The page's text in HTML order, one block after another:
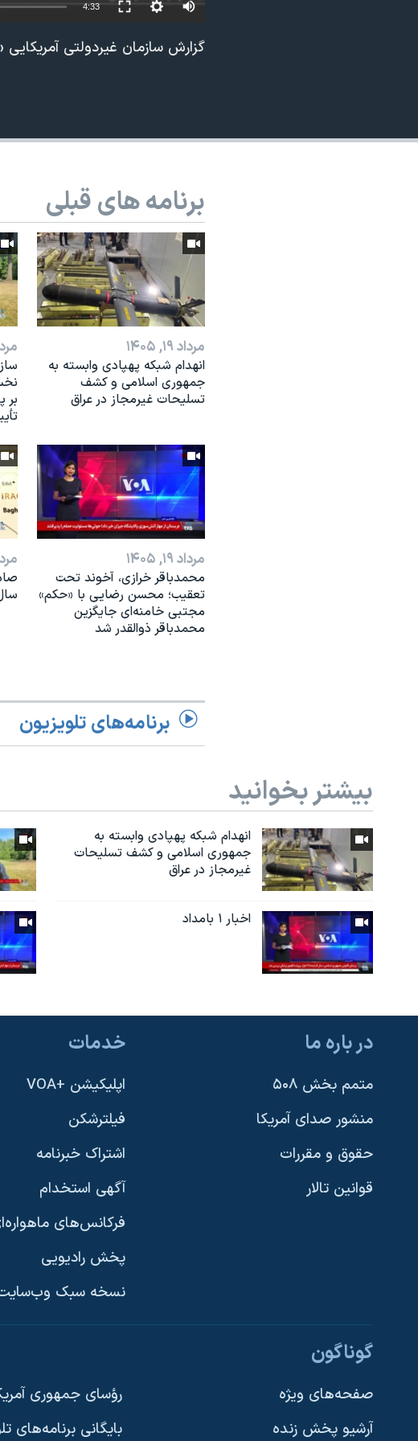
دنبال کنید
4:33
گزارش سازمان غیردولتی آمریکایی
برنامه های قبلی
مرداد ۱۹, ۱۴۰۵
انهدام شبکه پهپادی وابسته به
جمهوری اسلامی و کشف
تسلیحات غیرمجاز در عراق
مرداد
بر
مرداد ۱۹, ۱۴۰۵
محمدباقر خرازی، آخوند تحت
تعقیب؛ محسن رضایی با «حکم»
مجتبی خامنه‌ای جایگزین
محمدباقر ذوالقدر شد
مرداد
سال ۲۰۲۸
برنامه‌های تلویزیون
بیشتر بخوانید
انهدام شبکه پهپادی وابسته به
جمهوری اسلامی و کشف تسلیحات
غیرمجاز در عراق
اخبار ۱ بامداد
در باره ما
متمم بخش ۵۰۸
منشور صدای آمریکا
حقوق و مقررات
قوانین تالار
خدمات
اپلیکیشن +VOA
فیلترشکن
اشتراک خبرنامه
آگهی استخدام
فرکانس‌های
پخش رادیویی
نسخه سبک
گوناگون
صفحه‌های ویژه
آرشیو پخش زنده
رؤسای جمهوری
بایگانی برنامه‌های